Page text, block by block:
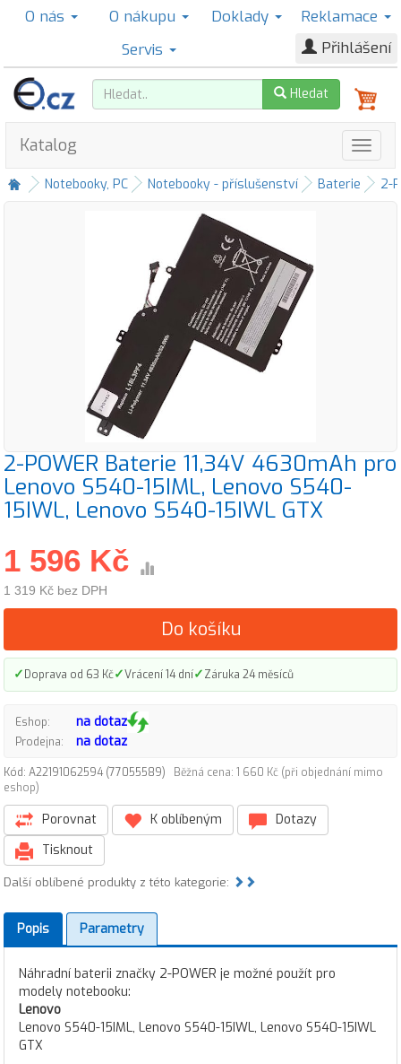
O nás O nákupu Doklady
Reklamace
Servis
Přihlášení
Hledat
Katalog
Notebooky, PC Notebooky - příslušenství Baterie 2-
2-POWER Baterie 11,34V 4630mAh pro
Lenovo S540-15IML, Lenovo S540-
15IWL, Lenovo S540-15IWL GTX
1 596 Kč
1 319 Kč bez DPH
Do košíku
✓Doprava od 63 Kč✓Vrácení 14 dní✓Záruka 24 měsíců
Eshop: na dotaz
Prodejna: na dotaz
Kód: A22191062594 (77055589)
Běžná cena: 1 660 Kč (při objednání mimo
eshop)
Porovnat K oblíbeným
Dotazy
Tisknout
Další oblíbené produkty z této kategorie:
Popis Parametry
Náhradní baterii značky 2-POWER je možné použít pro
modely notebooku:
Lenovo
Lenovo S540-15IML, Lenovo S540-15IWL, Lenovo S540-15IWL
GTX